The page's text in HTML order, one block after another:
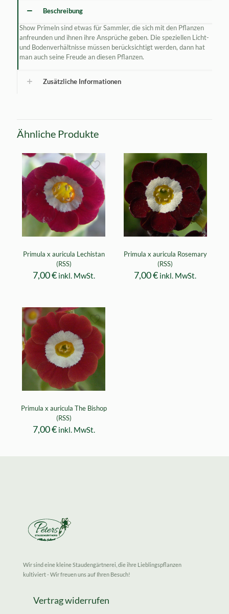
Beschreibung
Show Primeln sind etwas für Sammler, die sich mit den Pflanzen
anfreunden und ihnen ihre Ansprüche geben. Die speziellen Licht-
und Bodenverhältnisse müssen berücksichtigt werden, dann hat
man auch seine Freude an diesen Pflanzen.
Zusätzliche Informationen
Ähnliche Produkte
Primula x auricula Lechistan
(RSS)
7,00€ inkl. MwSt.
Primula x auricula Rosemary
(RSS)
7,00€ inkl. MwSt.
Primula x auricula The Bishop
(RSS)
7,00€ inkl. MwSt.
Wir sind eine kleine Staudengärtnerei, die ihre Lieblingspflanzen
kultiviert - Wir freuen uns auf Ihren Besuch!
Vertrag widerrufen